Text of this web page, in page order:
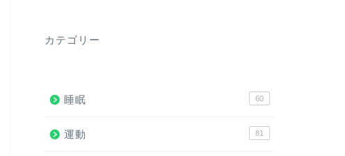
カテゴリー
睡眠 60
運動 81